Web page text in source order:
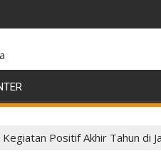
Perkuat Wawasan Dakwah
Positif Akhir Tahun di